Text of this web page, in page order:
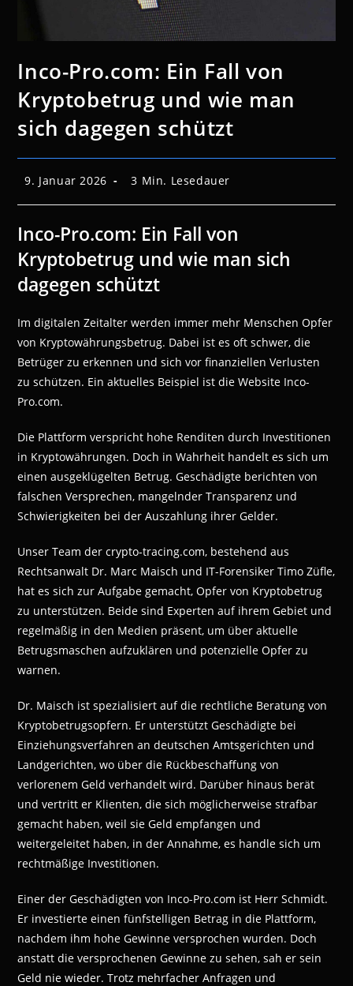
Inco-Pro.com: Ein Fall von
Kryptobetrug und wie man
sich dagegen schützt
Beitrag
veröffentlicht:
9. Januar 2026 Lesedauer:
3 Min. Lesedauer
Inco-Pro.com: Ein Fall von
Kryptobetrug und wie man sich
dagegen schützt
Im digitalen Zeitalter werden immer mehr Menschen Opfer
von Kryptowährungsbetrug. Dabei ist es oft schwer, die
Betrüger zu erkennen und sich vor finanziellen Verlusten
zu schützen. Ein aktuelles Beispiel ist die Website Inco-
Pro.com.
Die Plattform verspricht hohe Renditen durch Investitionen
in Kryptowährungen. Doch in Wahrheit handelt es sich um
einen ausgeklügelten Betrug. Geschädigte berichten von
falschen Versprechen, mangelnder Transparenz und
Schwierigkeiten bei der Auszahlung ihrer Gelder.
Unser Team der crypto-tracing.com, bestehend aus
Rechtsanwalt Dr. Marc Maisch und IT-Forensiker Timo Züfle,
hat es sich zur Aufgabe gemacht, Opfer von Kryptobetrug
zu unterstützen. Beide sind Experten auf ihrem Gebiet und
regelmäßig in den Medien präsent, um über aktuelle
Betrugsmaschen aufzuklären und potenzielle Opfer zu
warnen.
Dr. Maisch ist spezialisiert auf die rechtliche Beratung von
Kryptobetrugsopfern. Er unterstützt Geschädigte bei
Einziehungsverfahren an deutschen Amtsgerichten und
Landgerichten, wo über die Rückbeschaffung von
verlorenem Geld verhandelt wird. Darüber hinaus berät
und vertritt er Klienten, die sich möglicherweise strafbar
gemacht haben, weil sie Geld empfangen und
weitergeleitet haben, in der Annahme, es handle sich um
rechtmäßige Investitionen.
Einer der Geschädigten von Inco-Pro.com ist Herr Schmidt.
Er investierte einen fünfstelligen Betrag in die Plattform,
nachdem ihm hohe Gewinne versprochen wurden. Doch
anstatt die versprochenen Gewinne zu sehen, sah er sein
Geld nie wieder. Trotz mehrfacher Anfragen und